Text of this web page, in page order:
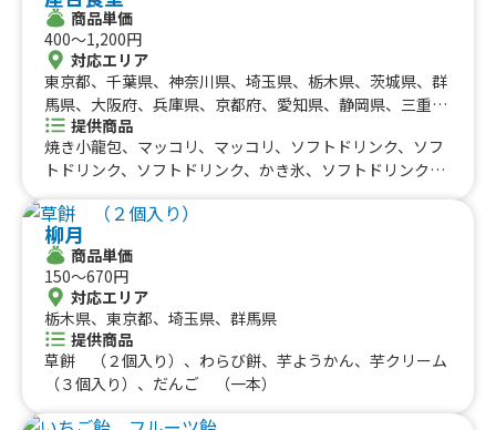
沖縄のケータリングカー
沖縄県
#アサイーボウル
スタード、苺クリーム、はちみつチーズクリーム、モンブ
ランクレープ、ブルーベリーチーズ、バナナクリーム、こ
がしマシュマロ、みかんクレープ、抹茶バナナクリーム、
ブルーハワイアイス氷、スイカキ氷、ティラミス、パフェ
アイス、レインボーアイス氷、チョコバナナカスタード、
ワイワイクレープ、アイスクレープ、ブルーベリークリー
ム、ストロベリークリーム、シュガーバター、抹茶クリー
商品単価
400〜1,200円
対応エリア
東京都、千葉県、神奈川県、埼玉県、栃木県、茨城県、群
馬県、大阪府、兵庫県、京都府、愛知県、静岡県、三重
県、岐阜県、新潟県、山梨県、長野県
提供商品
焼き小龍包、マッコリ、マッコリ、ソフトドリンク、ソフ
トドリンク、ソフトドリンク、かき氷、ソフトドリンク、
イボール、缶ビール、生ビール、焼き団子、クレープ、タ
ピオカドリンク、シャインマスカット飴、りんご飴、いち
ご飴、浜焼き、唐揚げ、塩唐揚げ、焼きそば、信州みそラ
ーメン、かき氷、山賊焼
柳月
商品単価
150〜670円
対応エリア
栃木県、東京都、埼玉県、群馬県
提供商品
草餅 （２個入り）、わらび餅、芋ようかん、芋クリーム
（３個入り）、だんご （一本）